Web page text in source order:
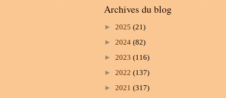
Archives du blog
► 2025 (21)
► 2024 (82)
► 2023 (116)
► 2022 (137)
► 2021 (317)